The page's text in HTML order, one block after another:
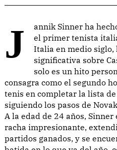
Jannik Sinner ha hecho historia al convertirse en
el primer tenista
Italia en medio
significativa sobre
solo es un hito
consagra como el segundo
tenis en completar la lista
siguiendo los pasos de
A la edad de 24 años,
racha impresionante,
partidos ganados, y se